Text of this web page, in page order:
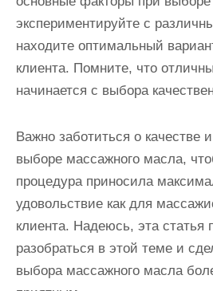
экспериментируйте с
находите оптимальный
клиента. Помните, что
начинается с выбора
Важно заботиться о качестве
выборе массажного масла,
процедура приносила
удовольствие как для
клиента. Надеюсь, эта статья
разобраться в этой теме и
выбора массажного масла